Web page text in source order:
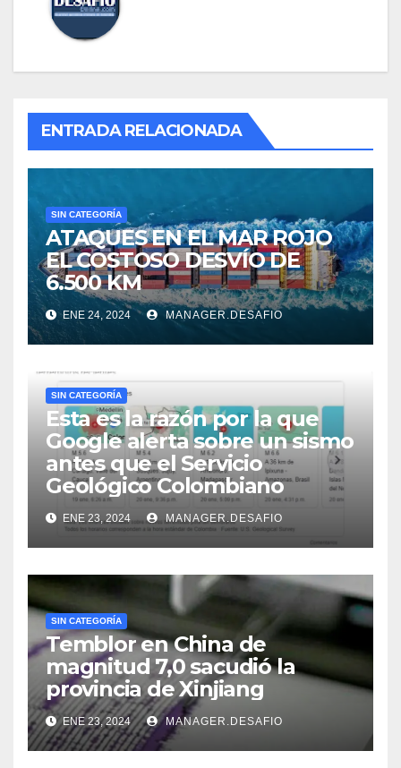
ENTRADA RELACIONADA
SIN CATEGORÍA
ATAQUES EN EL MAR ROJO
EL COSTOSO DESVÍO DE
6.500 KM
ENE 24, 2024 MANAGER.DESAFIO
SIN CATEGORÍA
Esta es la razón por la que
Google alerta sobre un sismo
antes que el Servicio
Geológico Colombiano
ENE 23, 2024 MANAGER.DESAFIO
SIN CATEGORÍA
Temblor en China de
magnitud 7,0 sacudió la
provincia de Xinjiang
ENE 23, 2024 MANAGER.DESAFIO